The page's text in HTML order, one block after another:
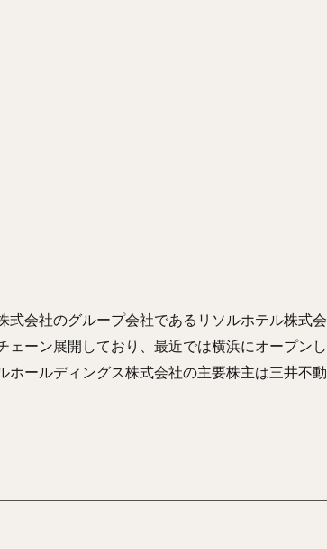
会社のグループ会社であるリソルホテル株式会
ーン展開しており、最近では横浜にオープンし
ールディングス株式会社の主要株主は三井不動